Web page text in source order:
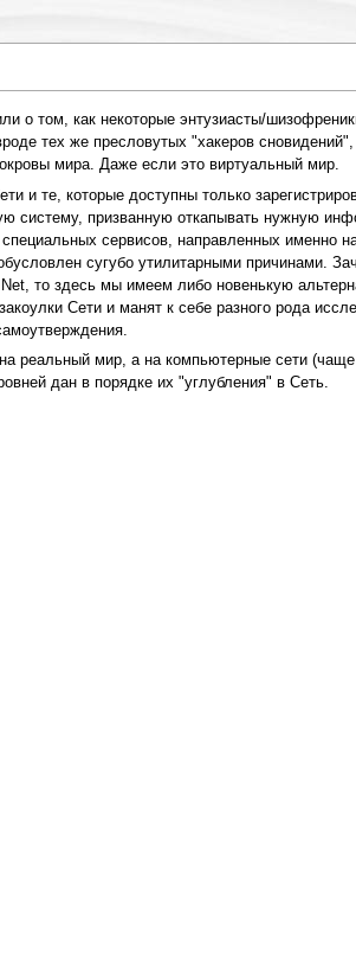
о том, как некоторые энтузиасты/
тех же пресловутых "хакеров
мира. Даже если это виртуальный мир.
и те, которые доступны только
систему, призванную откапывать нужную
сервисов, направленных именно
сугубо утилитарными причинами.
то здесь мы имеем либо новенькую
Сети и манят к себе разного рода
реальный мир, а на компьютерные сети
дан в порядке их "углубления" в Сеть.